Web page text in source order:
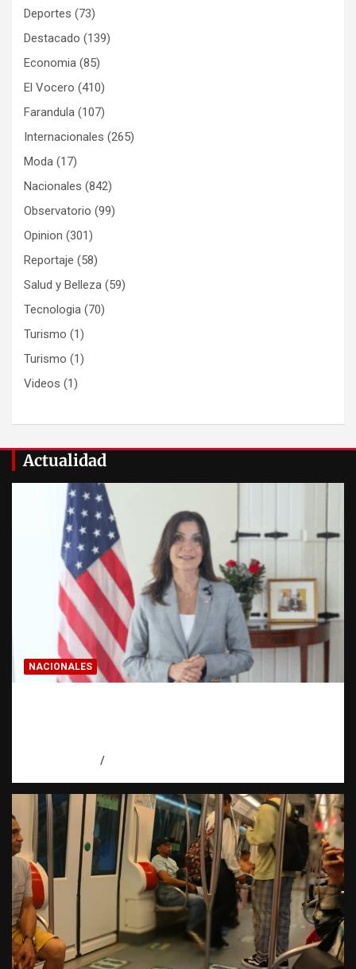
Deportes (73)
Destacado (139)
Economia (85)
El Vocero (410)
Farandula (107)
Internacionales (265)
Moda (17)
Nacionales (842)
Observatorio (99)
Opinion (301)
Reportaje (58)
Salud y Belleza (59)
Tecnologia (70)
Turismo (1)
Turismo (1)
Videos (1)
Actualidad
NACIONALES